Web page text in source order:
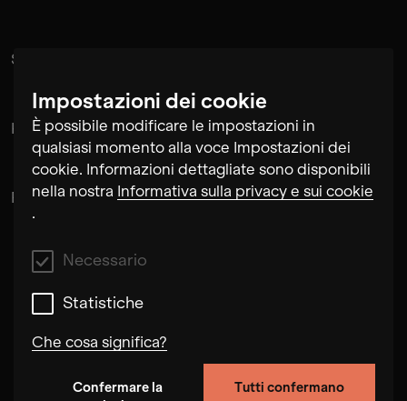
Impostazioni dei cookie
È possibile modificare le impostazioni in
qualsiasi momento alla voce Impostazioni dei
cookie. Informazioni dettagliate sono disponibili
nella nostra Informativa sulla privacy e sui cookie
.
Necessario
Statistiche
Che cosa significa?
Confermare la
Tutti confermano
Suramnath
Kishan Hadi
Pintu Padihar